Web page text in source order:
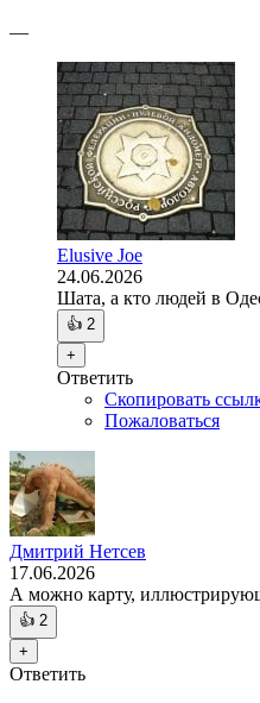
—
Elusive Joe
24.06.2026
Шата, а кто людей в
👍 2
+
Ответить
Скопировать
Пожаловаться
Дмитрий Нетсев
17.06.2026
А можно карту,
👍 2
+
Ответить